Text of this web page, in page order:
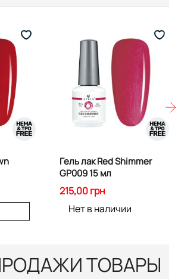
Гель лак Red Shimmer
GP009 15 мл
215,00 грн
Нет в наличии
ТОВАРЫ